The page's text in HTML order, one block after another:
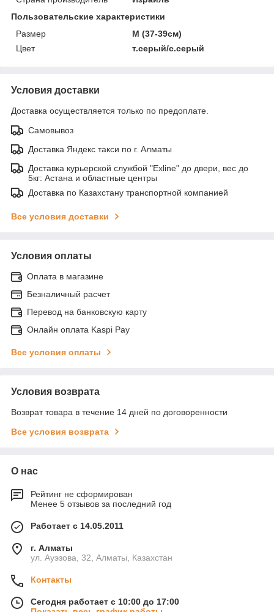
Пользовательские характеристики
Размер
М (37-39см)
Цвет
т.серый/с.серый
Условия доставки
Доставка осуществляется только по предоплате.
Самовывоз
Доставка Яндекс такси по г. Алматы
Доставка курьерской службой "Exline" до двери, вес до
5кг: Астана и областные центры
Доставка по Казахстану транспортной компанией
Все условия доставки
Условия оплаты
Оплата в магазине
Безналичный расчет
Перевод на банковскую карту
Онлайн оплата Kaspi Pay
Все условия оплаты
Условия возврата
Возврат товара в течение 14 дней по договоренности
Все условия возврата
О нас
Рейтинг не сформирован
Менее 5 отзывов за последний год
Работает с 14.05.2011
г. Алматы
ул. Ауэзова, 32, Алматы, Казахстан
Контакты
Сегодня работает с 10:00 до 17:00